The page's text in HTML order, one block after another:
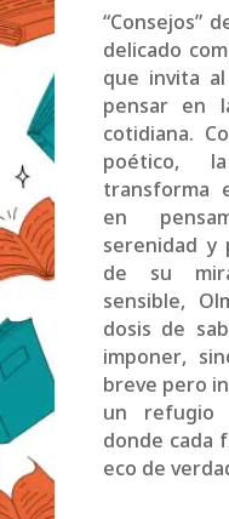
“Consejos”
delicado
que invita
pensar en
cotidiana.
poético,
transforma
en
serenidad
de su
sensible,
dosis de
imponer,
breve pero
un refugio
donde cada
eco de